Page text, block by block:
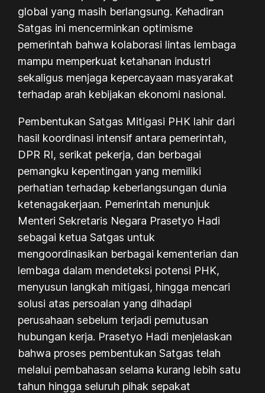
global yang masih berlangsung. Kehadiran
Satgas ini mencerminkan optimisme
pemerintah bahwa kolaborasi lintas lembaga
mampu memperkuat ketahanan industri
sekaligus menjaga kepercayaan masyarakat
terhadap arah kebijakan ekonomi nasional.
Pembentukan Satgas Mitigasi PHK lahir dari
hasil koordinasi intensif antara pemerintah,
DPR RI, serikat pekerja, dan berbagai
pemangku kepentingan yang memiliki
perhatian terhadap keberlangsungan dunia
ketenagakerjaan. Pemerintah menunjuk
Menteri Sekretaris Negara Prasetyo Hadi
sebagai ketua Satgas untuk
mengoordinasikan berbagai kementerian dan
lembaga dalam mendeteksi potensi PHK,
menyusun langkah mitigasi, hingga mencari
solusi atas persoalan yang dihadapi
perusahaan sebelum terjadi pemutusan
hubungan kerja. Prasetyo Hadi menjelaskan
bahwa proses pembentukan Satgas telah
melalui pembahasan selama kurang lebih satu
tahun hingga seluruh pihak sepakat